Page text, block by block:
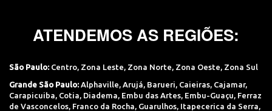
ATENDEMOS AS REGIÕES:
São Paulo: Centro, Zona Leste, Zona Norte, Zona Oeste, Zona Sul
Grande São Paulo: Alphaville Arujá Barueri Caieiras Cajamar,
Carapicuiba Cotia Diadema Embu das Artes Embu-Guaçu Ferraz
de Vasconcelos Franco da Rocha Guarulhos Itapecerica da Serra